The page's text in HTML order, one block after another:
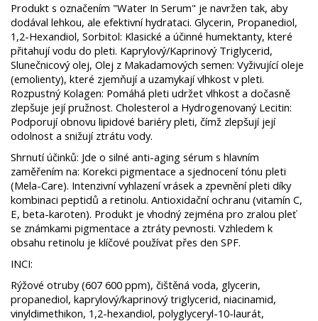
Produkt s označením "Water In Serum" je navržen tak, aby
dodával lehkou, ale efektivní hydrataci. ​Glycerin, Propanediol,
1,2-Hexandiol, Sorbitol: Klasické a účinné humektanty, které
přitahují vodu do pleti. ​Kaprylový/Kaprinový Triglycerid,
Slunečnicový olej, Olej z Makadamových semen: Vyživující oleje
(emolienty), které zjemňují a uzamykají vlhkost v pleti. ​
Rozpustný Kolagen: Pomáhá pleti udržet vlhkost a dočasně
zlepšuje její pružnost. ​Cholesterol a Hydrogenovaný Lecitin:
Podporují obnovu lipidové bariéry pleti, čímž zlepšují její
odolnost a snižují ztrátu vody. ​
Shrnutí účinků: Jde o silné anti-aging sérum s hlavním
zaměřením na: ​Korekci pigmentace a sjednocení tónu pleti
(Mela-Care). ​Intenzivní vyhlazení vrásek a zpevnění pleti díky
kombinaci peptidů a retinolu. ​Antioxidační ochranu (vitamín C,
E, beta-karoten). ​Produkt je vhodný zejména pro zralou pleť
se známkami pigmentace a ztráty pevnosti. Vzhledem k
obsahu retinolu je klíčové používat přes den SPF.
INCI:
Rýžové otruby (607 600 ppm), čištěná voda, glycerin,
propanediol, kaprylový/kaprinový triglycerid, niacinamid,
vinyldimethikon, 1,2-hexandiol, polyglyceryl-10-laurát,